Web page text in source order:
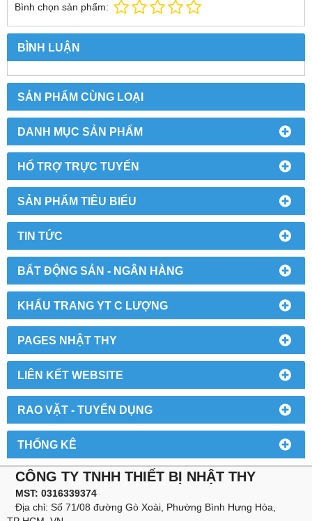
DANH MỤC SẢN PHẨM
HỔ TRỢ TRỰC TUYẾN
SẢN PHẨM TIÊU BIỂU
TIN TỨC
BẤT ĐỘNG SẢN - NGÂN HÀNG
KHẨU TRANG YT C LƯỢNG
PAGES NHẬT THY
LIÊN KẾT WEBSITE
RAO VẶT - TUYỂN DỤNG
THỐNG KÊ
Bình chọn sản phẩm:
BÌNH LUẬN
SẢN PHẨM CÙNG LOẠI
CÔNG TY TNHH THIẾT BỊ NHẬT THY
MST: 0316339374
Địa chỉ: Số 71/08 đường Gò Xoài, Phường Bình Hưng Hòa,